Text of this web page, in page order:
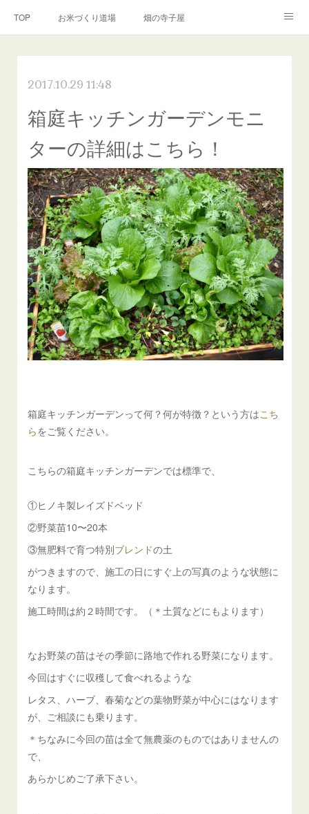
TOP お米づくり道場 畑の寺子屋
お問い合わせ リンク(SNS)
2017.10.29 11:48
箱庭キッチンガーデンモニ
ターの詳細はこちら！
箱庭キッチンガーデンって何？何が特徴？という方はこち
らをご覧ください。
こちらの箱庭キッチンガーデンでは標準で、
①ヒノキ製レイズドベッド
②野菜苗10〜20本
③無肥料で育つ特別ブレンドの土
がつきますので、施工の日にすぐ上の写真のような状態に
なります。
施工時間は約２時間です。（＊土質などにもよります）
なお野菜の苗はその季節に路地で作れる野菜になります。
今回はすぐに収穫して食べれるような
レタス、ハーブ、春菊などの葉物野菜が中心にはなります
が、ご相談にも乗ります。
＊ちなみに今回の苗は全て無農薬のものではありませんの
で、
あらかじめご了承下さい。